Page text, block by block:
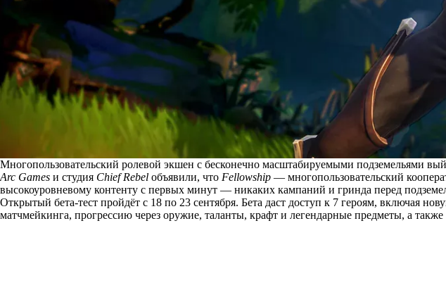
Многопользовательский ролевой экшен с бесконечно масштабируемыми подземельями
Arc Games и студия Chief Rebel объявили, что Fellowship — многопользовательский
высокоуровневому контенту с первых минут — никаких кампаний и гринда перед
Открытый бета-тест пройдёт с 18 по 23 сентября. Бета даст доступ к 7 героям, включая
матчмейкинга, прогрессию через оружие, таланты, крафт и легендарные предметы, а